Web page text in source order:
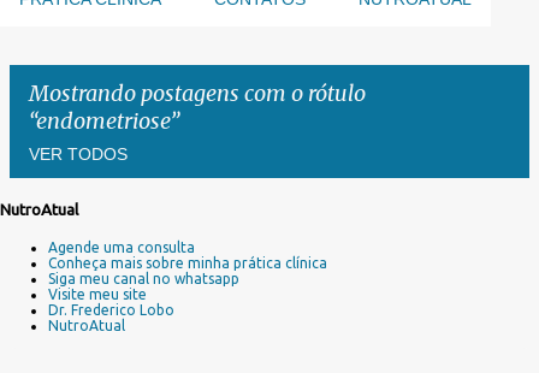
Mostrando postagens com o rótulo
endometriose
VER TODOS
NutroAtual
Agende uma consulta
Conheça mais sobre minha prática clínica
Siga meu canal no whatsapp
Visite meu site
Dr. Frederico Lobo
NutroAtual